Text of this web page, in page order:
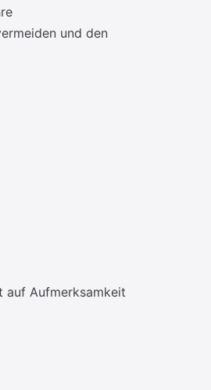
und den
auf Aufmerksamkeit